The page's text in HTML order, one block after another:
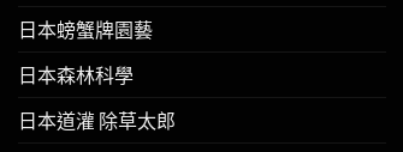
日本螃蟹牌園藝
日本森林科學
日本道灌 除草太郎